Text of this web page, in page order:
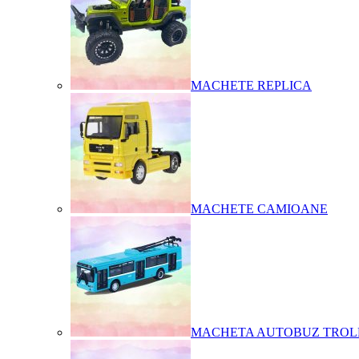
MACHETE REPLICA
MACHETE CAMIOANE
MACHETA AUTOBUZ